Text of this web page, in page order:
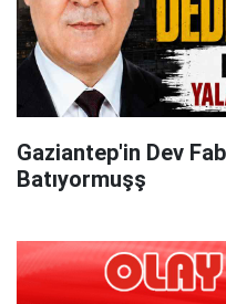
Gaziantep'in Dev
Batıyormuşş